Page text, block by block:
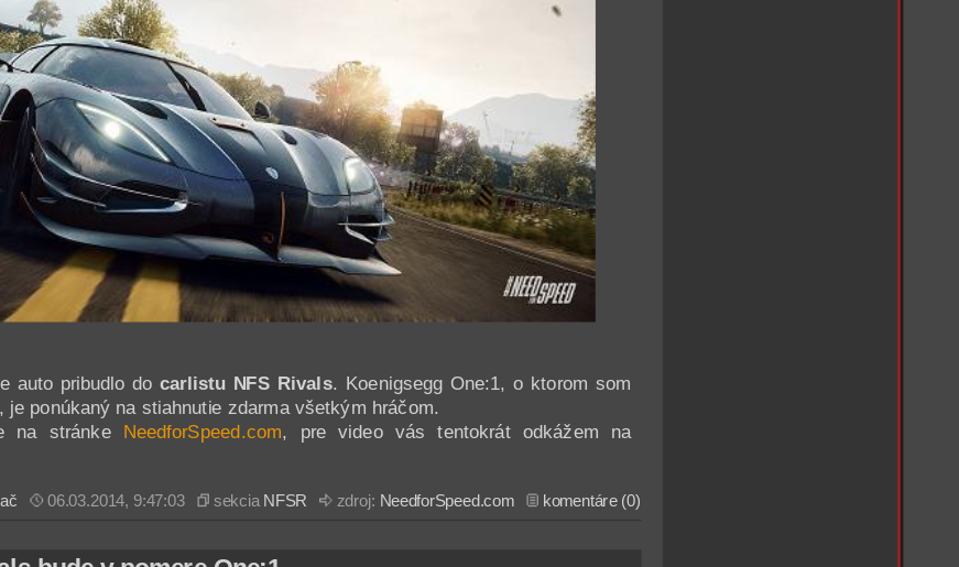
auto pribudlo docarlistu NFS Rivals. Koenigsegg One:1, o ktorom som
je ponúkaný na stiahnutie zdarma všetkým hráčom.
na stránke NeedforSpeed.com, pre video vás tentokrát odkážem na
06.03.2014, 9:47:03 sekcia NFSR zdroj: NeedforSpeed.com komentáre (0)